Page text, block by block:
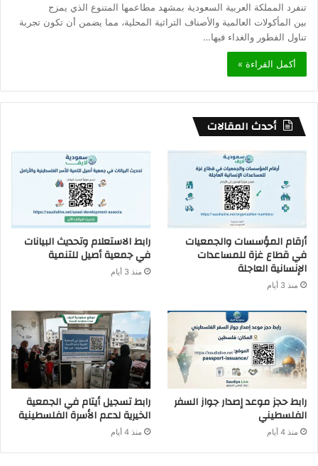
تنفرد المملكة العربية السعودية بمشهد مطاعمها المتنوع الذي يمزج
بين المأكولات العالمية والأصناف التراثية المحلية، مما يضمن أن تكون تجربة
تناول الفطور والغداء فيها…
أكمل القراءة »
أحدث المقالات
أرقام المؤسسات والجمعيات
في قطاع غزة للمساعدات
الإنسانية العاجلة
منذ 3 أيام
رابط الاستعلام وتحديث البيانات
في جمعية أصيل للتنمية
منذ 3 أيام
رابط حجز موعد إصدار جواز السفر
الفلسطيني
منذ 4 أيام
رابط تسجيل أيتام في الجمعية
الخيرية لدعم الأسرة الفلسطينية
منذ 4 أيام